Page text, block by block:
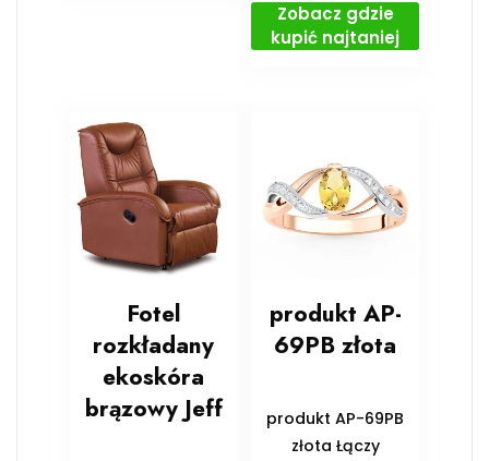
Zobacz gdzie
kupić najtaniej
Fotel
rozkładany
ekoskóra
brązowy Jeff
produkt AP-
69PB złota
produkt AP-69PB
złota Łączy